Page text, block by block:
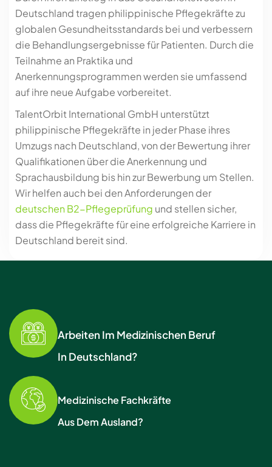
Deutschland tragen philippinische Pflegekräfte zu
globalen Gesundheitsstandards bei und verbessern
die Behandlungsergebnisse für Patienten. Durch die
Teilnahme an Praktika und
Anerkennungsprogrammen werden sie umfassend
auf ihre neue Aufgabe vorbereitet.
TalentOrbit International GmbH unterstützt
philippinische Pflegekräfte in jeder Phase ihres
Umzugs nach Deutschland, von der Bewertung ihrer
Qualifikationen über die Anerkennung und
Sprachausbildung bis hin zur Bewerbung um Stellen.
Wir helfen auch bei den Anforderungen der
deutschen B2-Pflegeprüfung und stellen sicher,
dass die Pflegekräfte für eine erfolgreiche Karriere in
Deutschland bereit sind.
Arbeiten Im Medizinischen Beruf
In Deutschland?
Medizinische Fachkräfte
Aus Dem Ausland?